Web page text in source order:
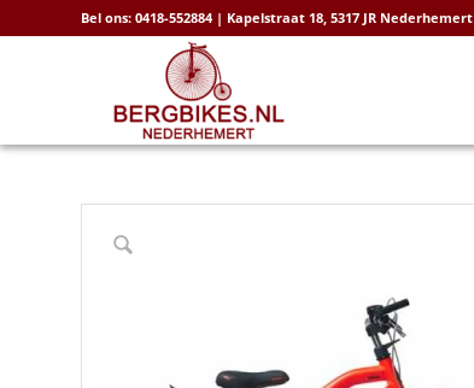
Bel ons: 0418-552884 | Kapelstraat 18, 5317 JR Nederhemert